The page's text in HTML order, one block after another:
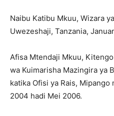
Naibu Katibu Mkuu, Wizara
Uwezeshaji, Tanzania,
Afisa Mtendaji Mkuu,
wa Kuimarisha Mazingira ya
katika Ofisi ya Rais,
2004 hadi Mei 2006.